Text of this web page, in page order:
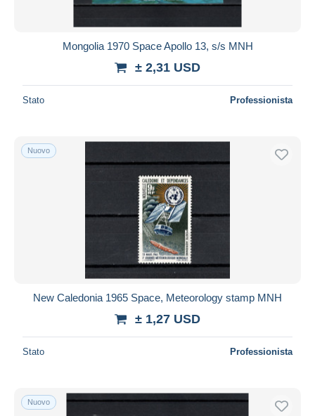
Mongolia 1970 Space Apollo 13, s/s MNH
± 2,31 USD
Stato Professionista
Nuovo
New Caledonia 1965 Space, Meteorology stamp MNH
± 1,27 USD
Stato Professionista
Nuovo